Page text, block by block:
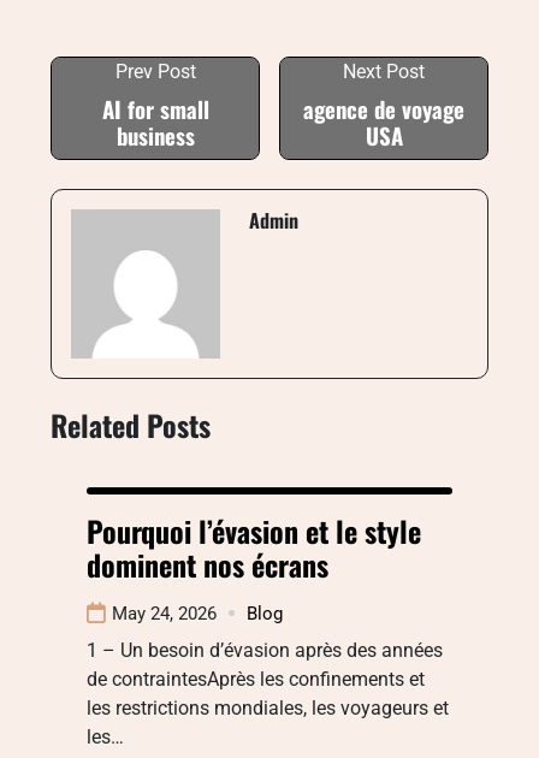
Prev Post
AI for small
business
Next Post
agence de voyage
USA
Admin
Related Posts
Pourquoi l’évasion et le style
dominent nos écrans
May 24, 2026 Blog
1 – Un besoin d’évasion après des années
de contraintesAprès les confinements et
les restrictions mondiales, les voyageurs et
les…